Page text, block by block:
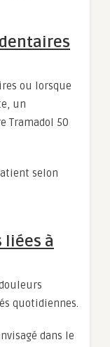
ou lorsque
un
Tramadol 50
selon
liées à
quotidiennes.
dans le